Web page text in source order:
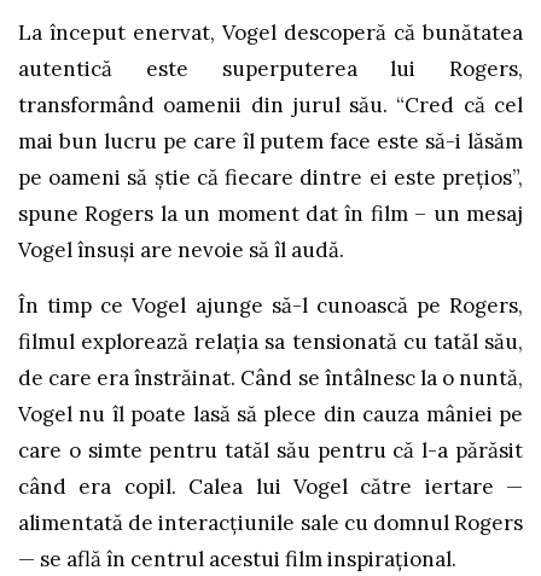
La început enervat, Vogel descoperă că bunătatea
autentică este superputerea lui Rogers,
transformând oamenii din jurul său. “Cred că cel
mai bun lucru pe care îl putem face este să-i lăsăm
pe oameni să știe că fiecare dintre ei este prețios”,
spune Rogers la un moment dat în film – un mesaj
Vogel însuși are nevoie să îl audă.
În timp ce Vogel ajunge să-l cunoască pe Rogers,
filmul explorează relația sa tensionată cu tatăl său,
de care era înstrăinat. Când se întâlnesc la o nuntă,
Vogel nu îl poate lasă să plece din cauza mâniei pe
care o simte pentru tatăl său pentru că l-a părăsit
când era copil. Calea lui Vogel către iertare —
alimentată de interacțiunile sale cu domnul Rogers
— se află în centrul acestui film inspirațional.